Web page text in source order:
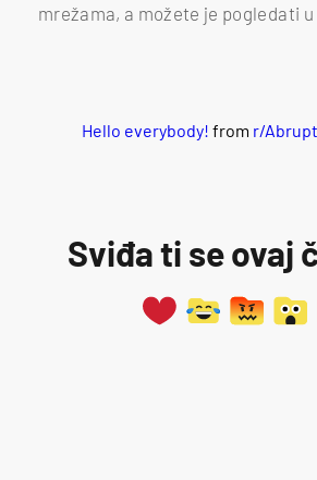
mrežama, a možete je pogledati
Hello everybody! from r/
Sviđa ti se ovaj